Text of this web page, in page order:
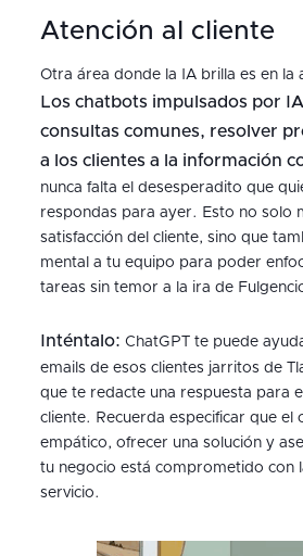
Atención al cliente
Otra área donde la IA brilla es en la
Los chatbots impulsados por
consultas comunes, resolver
a los clientes a la información
nunca falta el desesperadito que
respondas para ayer. Esto no solo
satisfacción del cliente, sino que
mental a tu equipo para poder
tareas sin temor a la ira de
Inténtalo: ChatGPT te puede
emails de esos clientes jarritos de
que te redacte una respuesta para
cliente. Recuerda especificar que el
empático, ofrecer una solución y
tu negocio está comprometido con
servicio.